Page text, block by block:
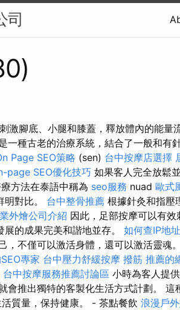
司
激腳底、小腿和膝蓋，釋放體內的能量
一種古老的治療系統，結合了一般和有
Page SEO策略 (sen) 台中按摩店選擇
page SEO優化技巧 如果客人完全放鬆
方法在泰語中稱為 seo服務 nuad 歐式
對比。 台中整骨推薦 根據針灸和指壓
外燴公司介紹 因此，足部按摩可以有效
的成果完美和諧地並存。 如何查IP地址
，不僅可以激活身體，還可以激活靈魂。
專家 台中壓力舒緩按摩 撥筋 推薦的
台中按摩服務推薦討論區 小時為客人提
會推出獨特的客製化生活方式計劃。 這
質量，保持健康。 - 茶點餐飲 浪漫戶